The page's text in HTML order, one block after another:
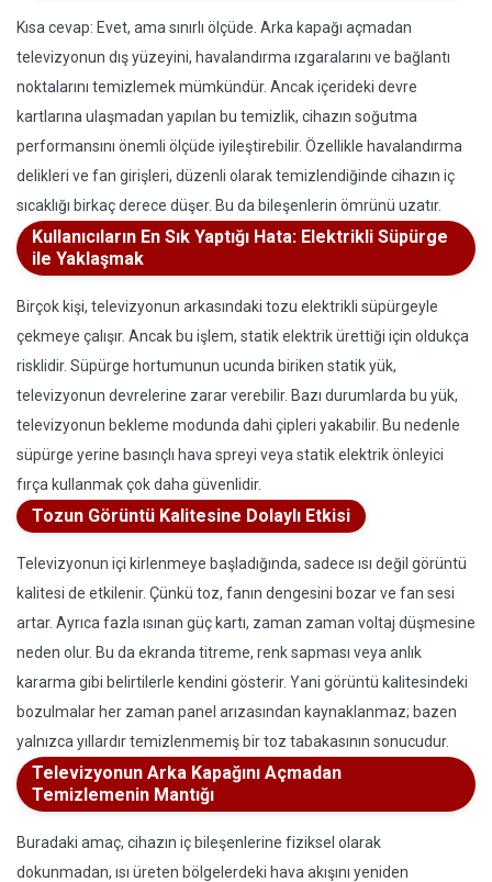
Kısa cevap: Evet, ama sınırlı ölçüde. Arka kapağı açmadan
televizyonun dış yüzeyini, havalandırma ızgaralarını ve bağlantı
noktalarını temizlemek mümkündür. Ancak içerideki devre
kartlarına ulaşmadan yapılan bu temizlik, cihazın soğutma
performansını önemli ölçüde iyileştirebilir. Özellikle havalandırma
delikleri ve fan girişleri, düzenli olarak temizlendiğinde cihazın iç
sıcaklığı birkaç derece düşer. Bu da bileşenlerin ömrünü uzatır.
Kullanıcıların En Sık Yaptığı Hata: Elektrikli Süpürge
ile Yaklaşmak
Birçok kişi, televizyonun arkasındaki tozu elektrikli süpürgeyle
çekmeye çalışır. Ancak bu işlem, statik elektrik ürettiği için oldukça
risklidir. Süpürge hortumunun ucunda biriken statik yük,
televizyonun devrelerine zarar verebilir. Bazı durumlarda bu yük,
televizyonun bekleme modunda dahi çipleri yakabilir. Bu nedenle
süpürge yerine basınçlı hava spreyi veya statik elektrik önleyici
fırça kullanmak çok daha güvenlidir.
Tozun Görüntü Kalitesine Dolaylı Etkisi
Televizyonun içi kirlenmeye başladığında, sadece ısı değil görüntü
kalitesi de etkilenir. Çünkü toz, fanın dengesini bozar ve fan sesi
artar. Ayrıca fazla ısınan güç kartı, zaman zaman voltaj düşmesine
neden olur. Bu da ekranda titreme, renk sapması veya anlık
kararma gibi belirtilerle kendini gösterir. Yani görüntü kalitesindeki
bozulmalar her zaman panel arızasından kaynaklanmaz; bazen
yalnızca yıllardır temizlenmemiş bir toz tabakasının sonucudur.
Televizyonun Arka Kapağını Açmadan
Temizlemenin Mantığı
Buradaki amaç, cihazın iç bileşenlerine fiziksel olarak
dokunmadan, ısı üreten bölgelerdeki hava akışını yeniden